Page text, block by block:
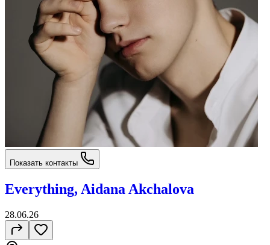
Показать контакты
Everything, Aidana Akchalova
28.06.26